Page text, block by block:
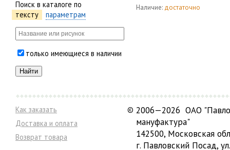
Поиск в каталоге по
тексту
параметрам
только имеющиеся в наличии
Наличие: достаточно
Как заказать
Доставка и оплата
Возврат товара
© 2006—2026 ОАО
мануфактура"
142500, Московская
г. Павловский Посад,